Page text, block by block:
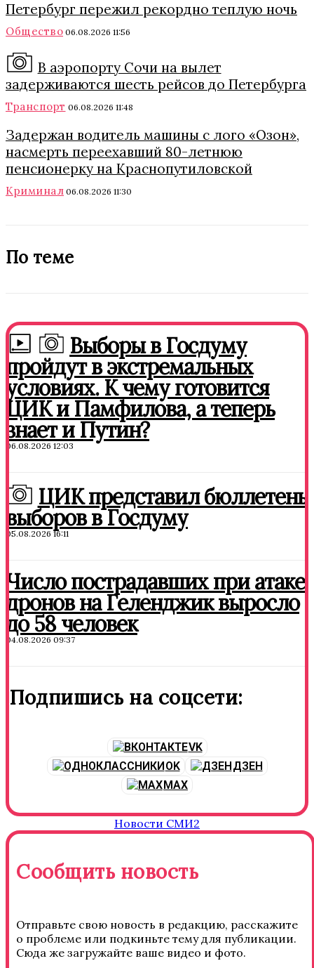
Петербург пережил рекордно теплую ночь
Общество 06.08.2026 11:56
В аэропорту Сочи на вылет
задерживаются шесть рейсов до Петербурга
Транспорт 06.08.2026 11:48
Задержан водитель машины с лого «Озон»,
насмерть переехавший 80-летнюю
пенсионерку на Краснопутиловской
Криминал 06.08.2026 11:30
По теме
Выборы в Госдуму
пройдут в экстремальных
условиях. К чему готовится
ЦИК и Памфилова, а теперь
знает и Путин?
06.08.2026 12:03
ЦИК представил бюллетень
выборов в Госдуму
05.08.2026 16:11
Число пострадавших при атаке
дронов на Геленджик выросло
до 58 человек
04.08.2026 09:37
Подпишись на соцсети:
VK
OK
ДЗЕН
MAX
Новости СМИ2
Сообщить новость
Отправьте свою новость в редакцию, расскажите
о проблеме или подкиньте тему для публикации.
Сюда же загружайте ваше видео и фото.